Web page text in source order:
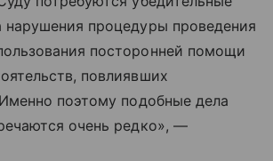
нарушения процедуры проведения
посторонней помощи
повлиявших
поэтому подобные дела
очень редко», —